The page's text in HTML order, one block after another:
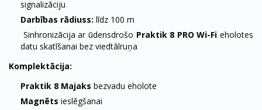
signalizāciju
Darbības rādiuss: līdz 100 m
Sinhronizācija ar ūdensdrošo Praktik 8 PRO Wi-Fi eholotes
datu skatīšanai bez viedtālruņa
Komplektācija:
Praktik 8 Majaks bezvadu eholote
Magnēts ieslēgšanai